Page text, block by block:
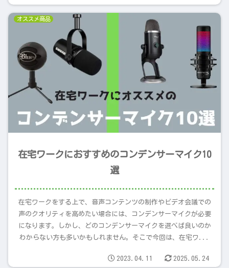
オススメ商品
在宅ワークにおすすめのコンデンサーマイク10
選
在宅ワークをする上で、音声コンテンツの制作やビデオ会議での
声のクオリティを高めたい場合には、コンデンサーマイクが必要
になります。しかし、どのコンデンサーマイクを選べば良いのか
わからない方も多いかもしれません。そこで今回は、在宅ワ...
2023.04.11 2025.05.24